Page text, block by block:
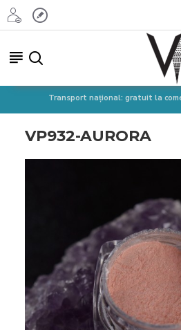
Transport național: gratuit la
VP932-AURORA